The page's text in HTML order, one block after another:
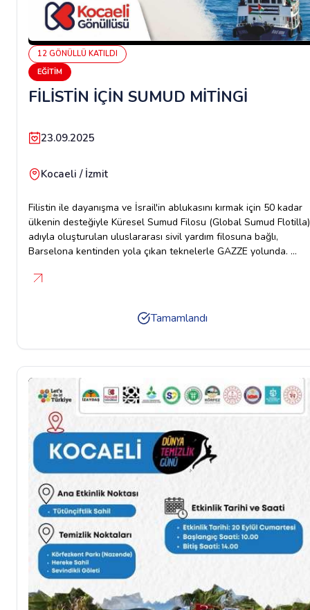
12 GÖNÜLLÜ KATILDI
EĞITIM
FİLİSTİN İÇİN SUMUD MİTİNGİ
23.09.2025
Kocaeli / İzmit
Filistin ile dayanışma ve İsrail'in ablukasını kırmak için 50 kadar
ülkenin desteğiyle Küresel Sumud Filosu (Global Sumud Flotilla)
adıyla oluşturulan uluslararası sivil yardım filosuna bağlı,
Barselona kentinden yola çıkan teknelerle GAZZE yolunda.
vaktidir.SEN DE GÖNÜLLÜ OL FİLİSTİN'IN YANINDA
17:00YÜRÜYÜŞ İÇİN TOPLANMA ALANLARI: MERKEZ BANKASI
ÖNÜ VE MİLLİ İRADE MEYDANIANA ALAN: İZMİT KENT
Tamamlandı